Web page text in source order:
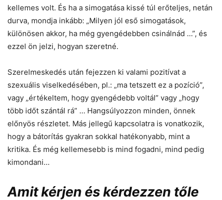
kellemes volt. És ha a simogatása kissé túl erőteljes, netán
durva, mondja inkább: „Milyen jól eső simogatások,
különösen akkor, ha még gyengédebben csinálnád …”, és
ezzel ön jelzi, hogyan szeretné.
Szerelmeskedés után fejezzen ki valami pozitívat a
szexuális viselkedésében, pl.: „ma tetszett ez a pozíció”,
vagy „értékeltem, hogy gyengédebb voltál” vagy „hogy
több időt szántál rá” … Hangsúlyozzon minden, önnek
előnyös részletet. Más jellegű kapcsolatra is vonatkozik,
hogy a bátorítás gyakran sokkal hatékonyabb, mint a
kritika. És még kellemesebb is mind fogadni, mind pedig
kimondani…
Amit kérjen és kérdezzen tőle